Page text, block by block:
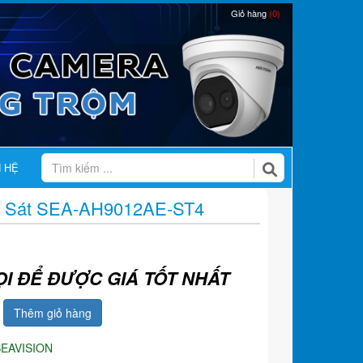
Giỏ hàng(0)
HỆ
SEA-AH9012AE-ST4
ĐỂ ĐƯỢC GIÁ TỐT NHẤT
Thêm giỏ hàng